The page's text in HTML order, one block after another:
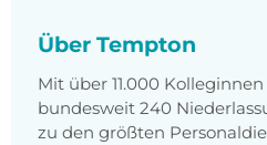
Über Tempton
Mit über 11.000
bundesweit 240
zu den größten